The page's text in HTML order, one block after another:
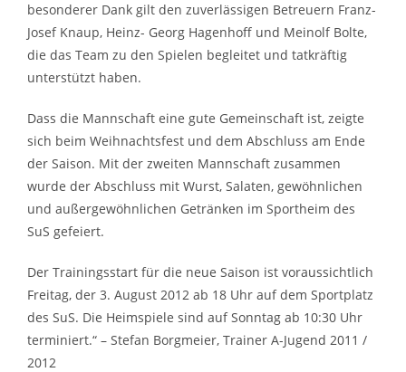
besonderer Dank gilt den zuverlässigen Betreuern Franz-
Josef Knaup, Heinz- Georg Hagenhoff und Meinolf Bolte,
die das Team zu den Spielen begleitet und tatkräftig
unterstützt haben.
Dass die Mannschaft eine gute Gemeinschaft ist, zeigte
sich beim Weihnachtsfest und dem Abschluss am Ende
der Saison. Mit der zweiten Mannschaft zusammen
wurde der Abschluss mit Wurst, Salaten, gewöhnlichen
und außergewöhnlichen Getränken im Sportheim des
SuS gefeiert.
Der Trainingsstart für die neue Saison ist voraussichtlich
Freitag, der 3. August 2012 ab 18 Uhr auf dem Sportplatz
des SuS. Die Heimspiele sind auf Sonntag ab 10:30 Uhr
terminiert.“ – Stefan Borgmeier, Trainer A-Jugend 2011 /
2012